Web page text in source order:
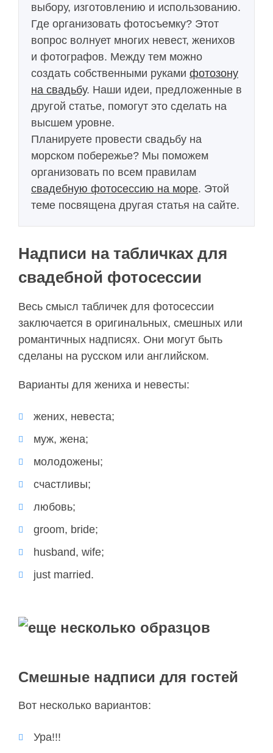
выбору, изготовлению и использованию.
Где организовать фотосъемку? Этот
вопрос волнует многих невест, женихов
и фотографов. Между тем можно
создать собственными руками фотозону
на свадьбу. Наши идеи, предложенные в
другой статье, помогут это сделать на
высшем уровне.
Планируете провести свадьбу на
морском побережье? Мы поможем
организовать по всем правилам
свадебную фотосессию на море. Этой
теме посвящена другая статья на сайте.
Надписи на табличках для
свадебной фотосессии
Весь смысл табличек для фотосессии
заключается в оригинальных, смешных или
романтичных надписях. Они могут быть
сделаны на русском или английском.
Варианты для жениха и невесты:
жених, невеста;
муж, жена;
молодожены;
счастливы;
любовь;
groom, bride;
husband, wife;
just married.
Смешные надписи для гостей
Вот несколько вариантов:
Ура!!!